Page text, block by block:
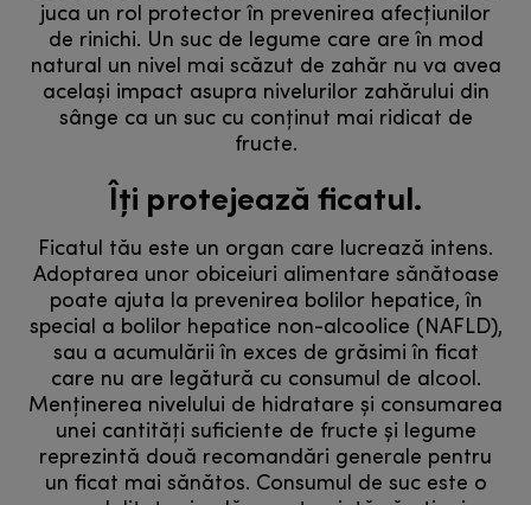
juca un rol protector în prevenirea afecțiunilor
de rinichi. Un suc de legume care are în mod
natural un nivel mai scăzut de zahăr nu va avea
același impact asupra nivelurilor zahărului din
sânge ca un suc cu conținut mai ridicat de
fructe.
Îți protejează ficatul.
Ficatul tău este un organ care lucrează intens.
Adoptarea unor obiceiuri alimentare sănătoase
poate ajuta la prevenirea bolilor hepatice, în
special a bolilor hepatice non-alcoolice (NAFLD),
sau a acumulării în exces de grăsimi în ficat
care nu are legătură cu consumul de alcool.
Menținerea nivelului de hidratare și consumarea
unei cantități suficiente de fructe și legume
reprezintă două recomandări generale pentru
un ficat mai sănătos. Consumul de suc este o